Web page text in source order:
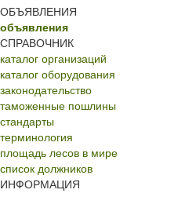
ОБЪЯВЛЕНИЯ
объявления
СПРАВОЧНИК
каталог организаций
каталог оборудования
законодательство
таможенные пошлины
стандарты
терминология
площадь лесов в мире
список должников
ИНФОРМАЦИЯ